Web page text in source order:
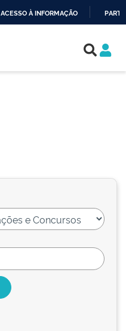
ACESSO À INFORMAÇÃO